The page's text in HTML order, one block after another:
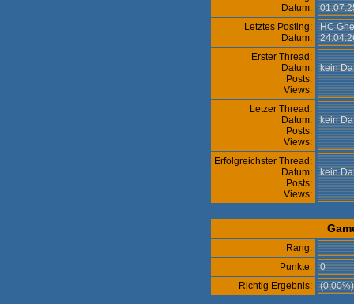
Datum:
Letztes Posting:
Datum:
HC
Erster Thread:
Datum:
Posts:
Views:
kein
Letzer Thread:
Datum:
Posts:
Views:
kein
Erfolgreichster Thread:
Datum:
Posts:
Views:
kein
Rang:
Punkte:
0
Richtig Ergebnis: